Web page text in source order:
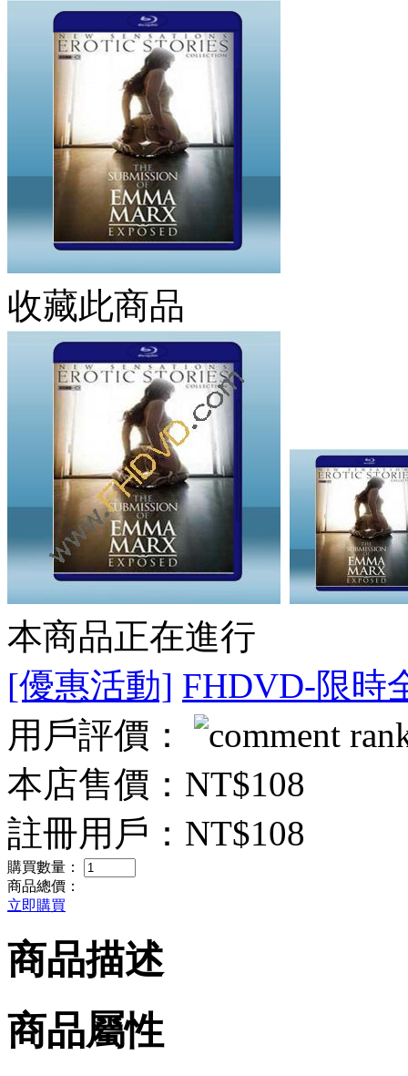
收藏此商品
本商品正在進行
[優惠活動] FHDVD-限時
用戶評價：
本店售價： NT$108
註冊用戶： NT$108
購買數量：
商品總價：
立即購買
商品描述
商品屬性